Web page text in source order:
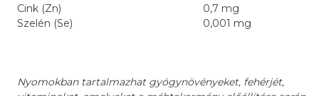
Cink (Zn)
0,7 mg
Szelén (Se)
0,001 mg
Nyomokban tartalmazhat gyógynövényeket, fehérjét,